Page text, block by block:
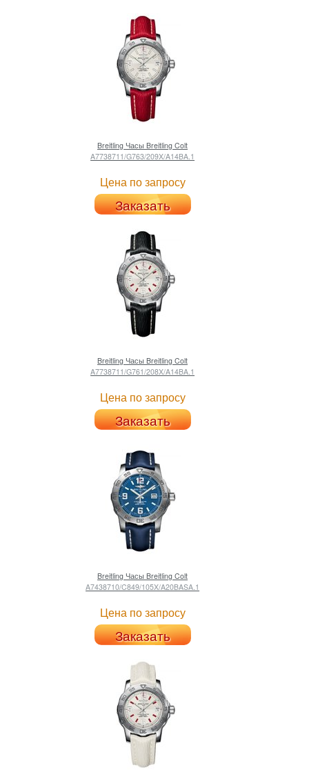
Breitling Часы Breitling Colt
A7738711/G763/209X/A14BA.1
Цена по запросу
Заказать
Breitling Часы Breitling Colt
A7738711/G761/208X/A14BA.1
Цена по запросу
Заказать
Breitling Часы Breitling Colt
A7438710/C849/105X/A20BASA.1
Цена по запросу
Заказать